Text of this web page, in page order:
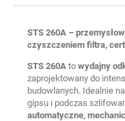
STS 260A –
czyszczeniem filtra,
STS 260A to wydajny
zaprojektowany do
budowlanych. Idealnie
gipsu i podczas
automatyczne,